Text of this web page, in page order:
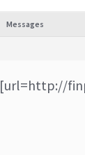
Messages
[url=http://